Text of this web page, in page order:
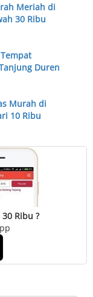
Meriah di
30 Ribu
Duren
Murah di
10 Ribu
Ribu ?